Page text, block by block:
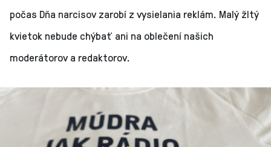
počas Dňa narcisov zarobí z vysielania reklám. Malý žltý
kvietok nebude chýbať ani na oblečení našich
moderátorov a redaktorov.